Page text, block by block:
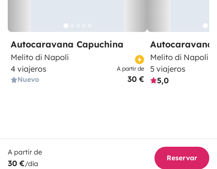
Autocaravana Capuchina
Melito di Napoli
4 viajeros
Nuevo
A partir de
30 €
Autocaravana
Melito di Napoli
5 viajeros
5,0
A partir de
30 €/día
Reservar